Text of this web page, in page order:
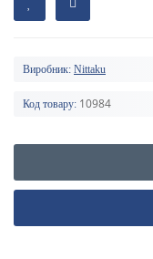
Виробник: Nittaku
Код товару: 10984